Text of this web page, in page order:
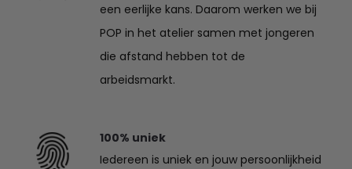
een eerlijke kans. Daarom werken we bij
POP in het atelier samen met jongeren
die afstand hebben tot de
arbeidsmarkt.
100% uniek
Iedereen is uniek en jouw persoonlijkheid